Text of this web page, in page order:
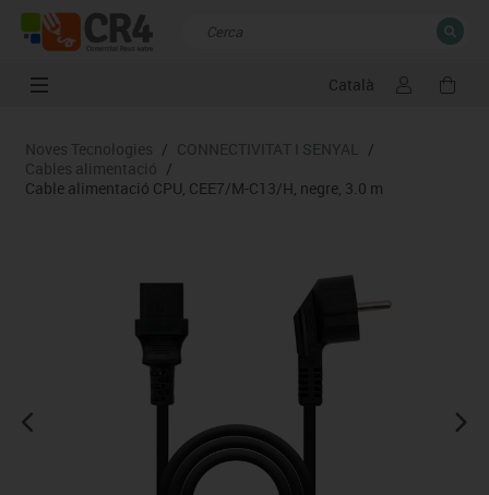
Català
Resultats de la recerca TANCAR
Noves Tecnologies / CONNECTIVITAT I SENYAL /
Cables alimentació /
Cable alimentació CPU, CEE7/M-C13/H, negre, 3.0 m